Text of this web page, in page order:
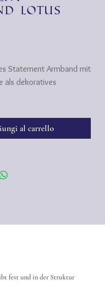
Lotus
Statement Armband mit
als dekoratives
nicht aus, behalten
können für viele
al carrello
fest und in der Struktur